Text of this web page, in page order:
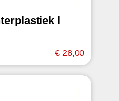
l
€ 28,00